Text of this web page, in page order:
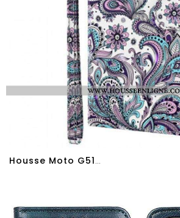
Housse Moto G51 5G Motif Cachemire